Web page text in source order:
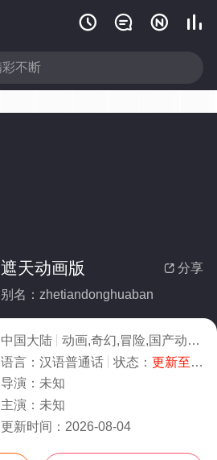
   
 分享
遮天动画版
别名：zhetiandonghuaban
中国大陆 动画,奇幻,冒险,国产动漫
语言： 汉语普通话 状态： 更新至174集
导演： 未知
主演： 未知
更新时间： 2026-08-04